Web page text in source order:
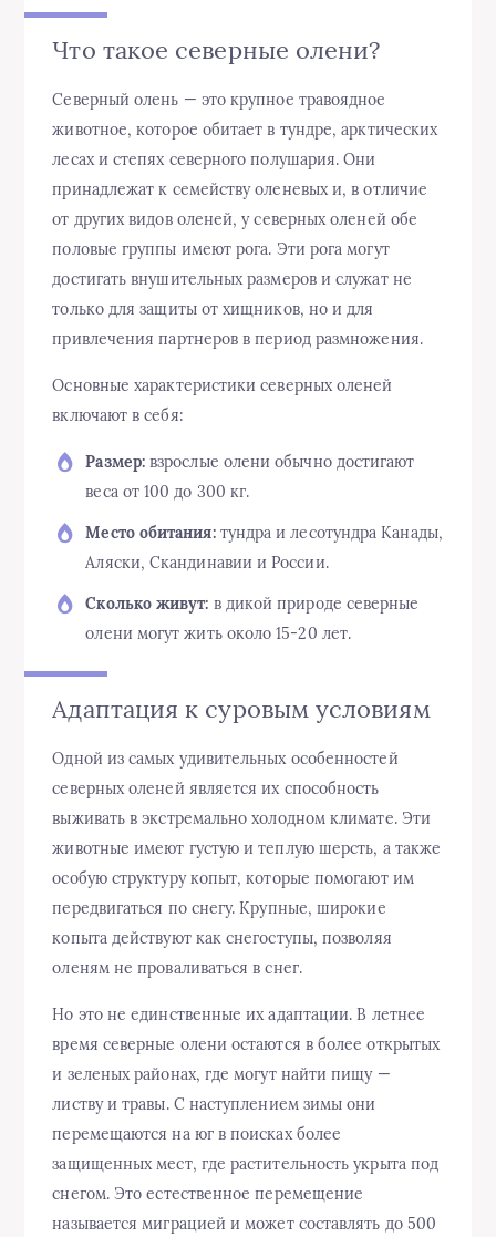
Что такое северные олени?
Северный олень — это крупное травоядное
животное, которое обитает в тундре, арктических
лесах и степях северного полушария. Они
принадлежат к семейству оленевых и, в отличие
от других видов оленей, у северных оленей обе
половые группы имеют рога. Эти рога могут
достигать внушительных размеров и служат не
только для защиты от хищников, но и для
привлечения партнеров в период размножения.
Основные характеристики северных оленей
включают в себя:
Размер:взрослые олени обычно достигают
веса от 100 до 300 кг.
Место обитания:тундра и лесотундра Канады,
Аляски, Скандинавии и России.
Сколько живут: в дикой природе северные
олени могут жить около 15-20 лет.
Адаптация к суровым условиям
Одной из самых удивительных особенностей
северных оленей является их способность
выживать в экстремально холодном климате. Эти
животные имеют густую и теплую шерсть, а также
особую структуру копыт, которые помогают им
передвигаться по снегу. Крупные, широкие
копыта действуют как снегоступы, позволяя
оленям не проваливаться в снег.
Но это не единственные их адаптации. В летнее
время северные олени остаются в более открытых
и зеленых районах, где могут найти пищу —
листву и травы. С наступлением зимы они
перемещаются на юг в поисках более
защищенных мест, где растительность укрыта под
снегом. Это естественное перемещение
называется миграцией и может составлять до 500